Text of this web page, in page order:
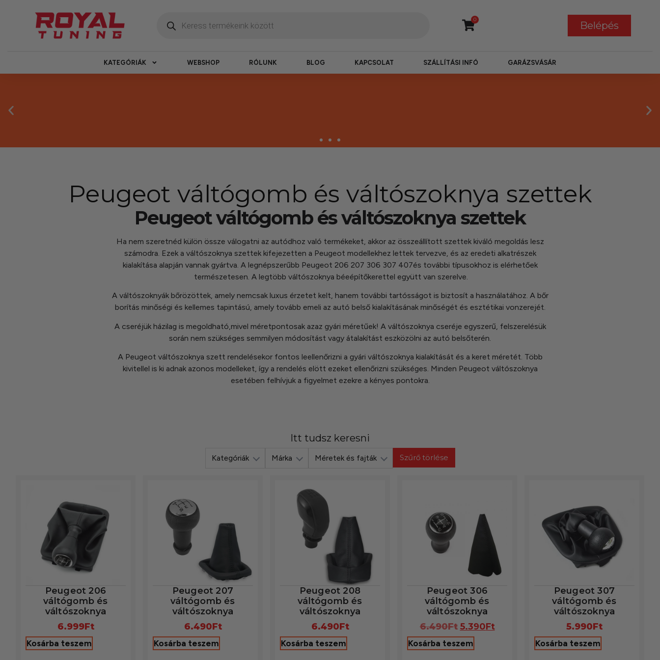
0
Belépés
KATEGÓRIÁK WEBSHOP RÓLUNK BLOG KAPCSOLAT SZÁLLÍTÁSI INFÓ GARÁZSVÁSÁR
Peugeot váltógomb és váltószoknya szettek
Peugeot váltógomb és váltószoknya szettek
Ha nem szeretnéd külön össze válogatni az autódhoz való termékeket, akkor az összeállított szettek kiváló megoldás lesz
számodra. Ezek a váltószoknya szettek kifejezetten a Peugeot modellekhez lettek tervezve, és az eredeti alkatrészek
kialakítása alapján vannak gyártva. A legnépszerűbb Peugeot 206 207 306 307 407és további típusokhoz is elérhetőek
természetesen. A legtöbb váltószoknya béeépítőkerettel együtt van szerelve.
A váltószoknyák bőrözöttek, amely nemcsak luxus érzetet kelt, hanem további tartósságot is biztosít a használatához. A bőr
borítás minőségi és kellemes tapintású, amely tovább emeli az autó belső kialakításának minőségét és esztétikai vonzerejét.
A cseréjük házilag is megoldható,mivel méretpontosak azaz gyári méretűek! A váltószoknya cseréje egyszerű, felszerelésük
során nem szükséges semmilyen módosítást vagy átalakítást eszközölni az autó belsőterén.
A Peugeot váltószoknya szett rendelésekor fontos leellenőrizni a gyári váltószoknya kialakítását és a keret méretét. Több
kivitellel is ki adnak azonos modelleket, így a rendelés elött ezeket ellenőrizni szükséges. Minden Peugeot váltószoknya
esetében felhívjuk a figyelmet ezekre a kényes pontokra.
Itt tudsz keresni
Kategóriák Márka Méretek és fajták Szűrő törlése
Peugeot 206
váltógomb és
váltószoknya
6.999Ft
Kosárba teszem
Peugeot 207
váltógomb és
váltószoknya
6.490Ft
Kosárba teszem
Peugeot 208
váltógomb és
váltószoknya
6.490Ft
Kosárba teszem
Peugeot 306
váltógomb és
váltószoknya
6.490Ft 5.390Ft
Kosárba teszem
Peugeot 307
váltógomb és
váltószoknya
5.990Ft
Kosárba teszem